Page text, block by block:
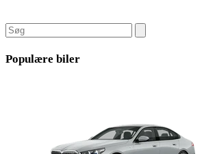
Populære biler